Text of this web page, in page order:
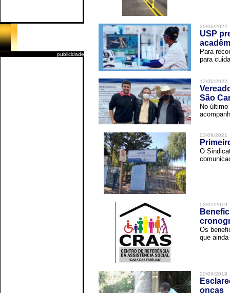
publicidade
20/06/2022
USP
Para
para
13/06/2022
São
No
03/09/2021
O
02/01/2019
Os
que
20/06/2018
onças